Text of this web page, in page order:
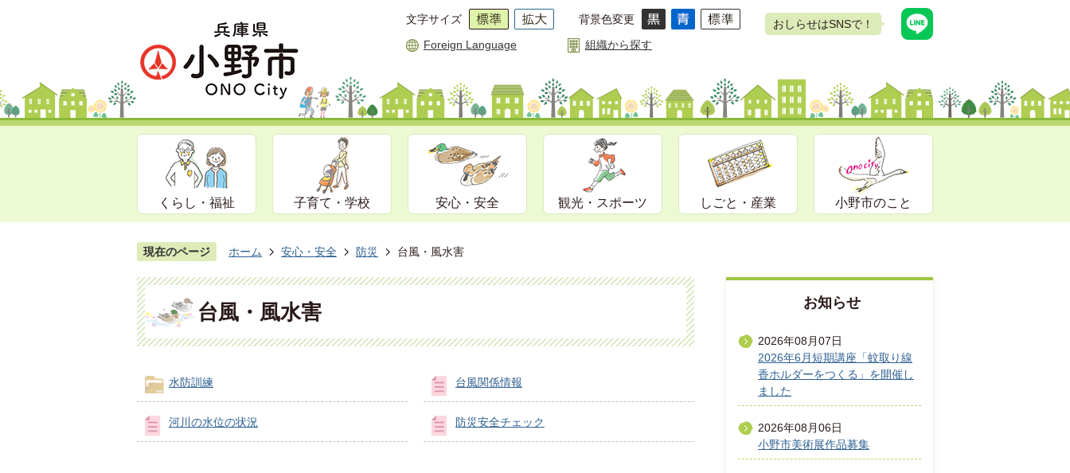
文字サイズ 背景色変更
Foreign Language 組織から探す
おしらせはSNSで！
くらし・福祉 子育て・学校 安心・安全 観光・スポーツ しごと・産業 小野市のこと
現在のページ ホーム 安心・安全 防災 台風・風水害
台風・風水害
水防訓練 台風関係情報
河川の水位の状況 防災安全チェック
お知らせ
2026年08月07日
2026年6月短期講座「蚊取り線
香ホルダーをつくる」を開催し
ました
2026年08月06日
小野市美術展作品募集